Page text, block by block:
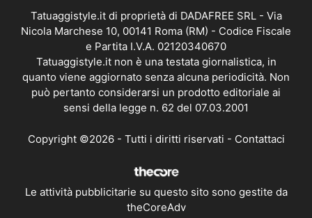
Tatuaggistyle.it di proprietà di DADAFREE SRL - Via
Nicola Marchese 10, 00141 Roma (RM) - Codice Fiscale
e Partita I.V.A. 02120340670
Tatuaggistyle.it non è una testata giornalistica, in
quanto viene aggiornato senza alcuna periodicità. Non
può pertanto considerarsi un prodotto editoriale ai
sensi della legge n. 62 del 07.03.2001
Copyright ©2026 - Tutti i diritti riservati - Contattaci
Le attività pubblicitarie su questo sito sono gestite da
theCoreAdv